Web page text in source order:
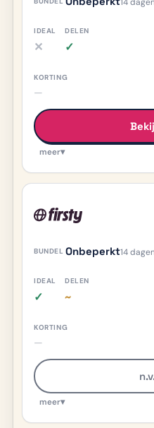
✕iDEAL nee, meer info
✓Delen ja, meer
—
meer▾
Onbeperkt14 dagen
✓iDEAL ja, meer info
~ Delen deels/
—
meer▾